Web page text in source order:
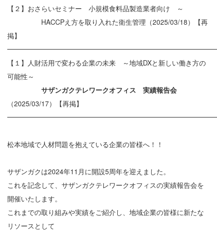
【２】おさらいセミナー 小規模食料品製造業者向け ～
HACCPえ方を取り入れた衛生管理（2025/03/18）【再
掲】
【１】人財活用で変わる企業の未来 ～地域DXと新しい働き方の
可能性～
サザンガクテレワークオフィス 実績報告会
（2025/03/17）【再掲】
松本地域で人材問題を抱えている企業の皆様へ！！
サザンガクは2024年11月に開設5周年を迎えました。
これを記念して、サザンガクテレワークオフィスの実績報告会を
開催いたします。
これまでの取り組みや実績をご紹介し、地域企業の皆様に新たな
リソースとして